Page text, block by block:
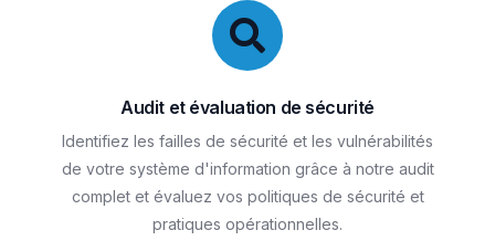
Audit et évaluation de sécurité
Identifiez les failles de sécurité et les vulnérabilités
de votre système d'information grâce à notre audit
complet et évaluez vos politiques de sécurité et
pratiques opérationnelles.